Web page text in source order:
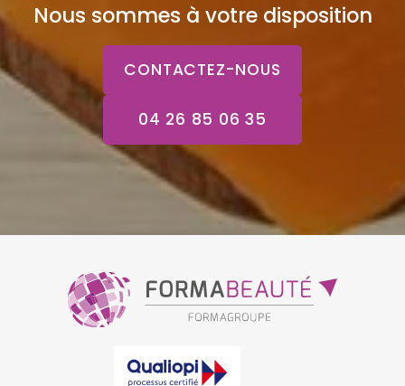
Nous sommes à votre disposition
CONTACTEZ-NOUS
04 26 85 06 35